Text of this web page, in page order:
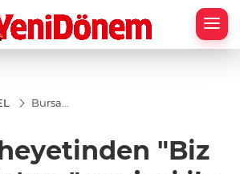
Bursa
Anadolu'yuz"
projesi ile
Doğu illerine
"Biz